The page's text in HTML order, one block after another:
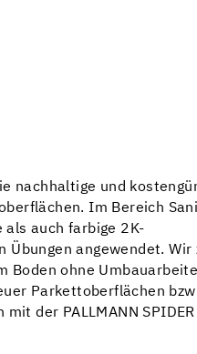
nachhaltige und
Im Bereich
auch farbige 2K-
angewendet. Wir
Boden ohne
Parkettoberflächen
der PALLMANN SPIDER